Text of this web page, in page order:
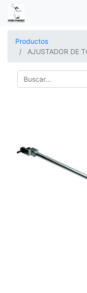
Productos
AJUSTADOR DE